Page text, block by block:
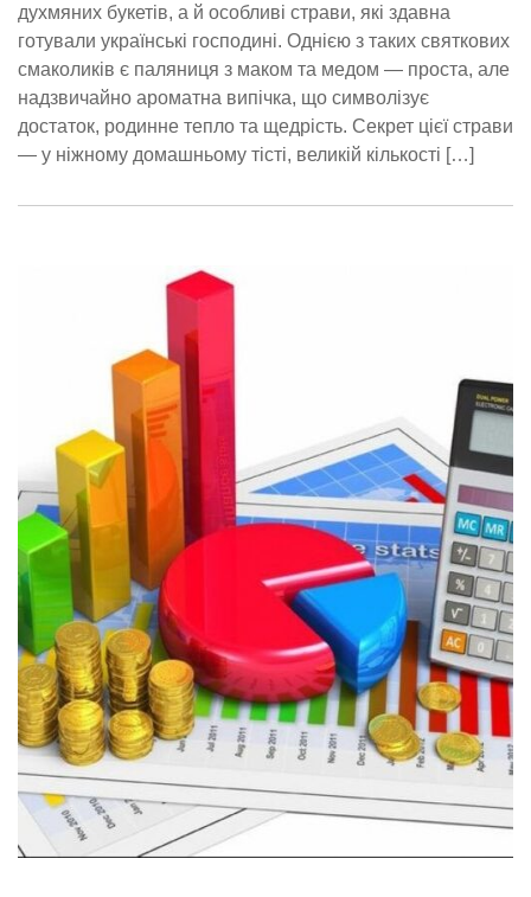
духмяних букетів, а й особливі страви, які здавна
готували українські господині. Однією з таких святкових
смаколиків є паляниця з маком та медом — проста, але
надзвичайно ароматна випічка, що символізує
достаток, родинне тепло та щедрість. Секрет цієї страви
— у ніжному домашньому тісті, великій кількості […]